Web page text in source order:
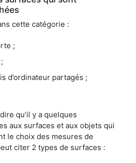
cette catégorie :
;
d’ordinateur partagés ;
qu’il y a quelques
aux surfaces et aux objets qui
le choix des mesures de
citer 2 types de surfaces :